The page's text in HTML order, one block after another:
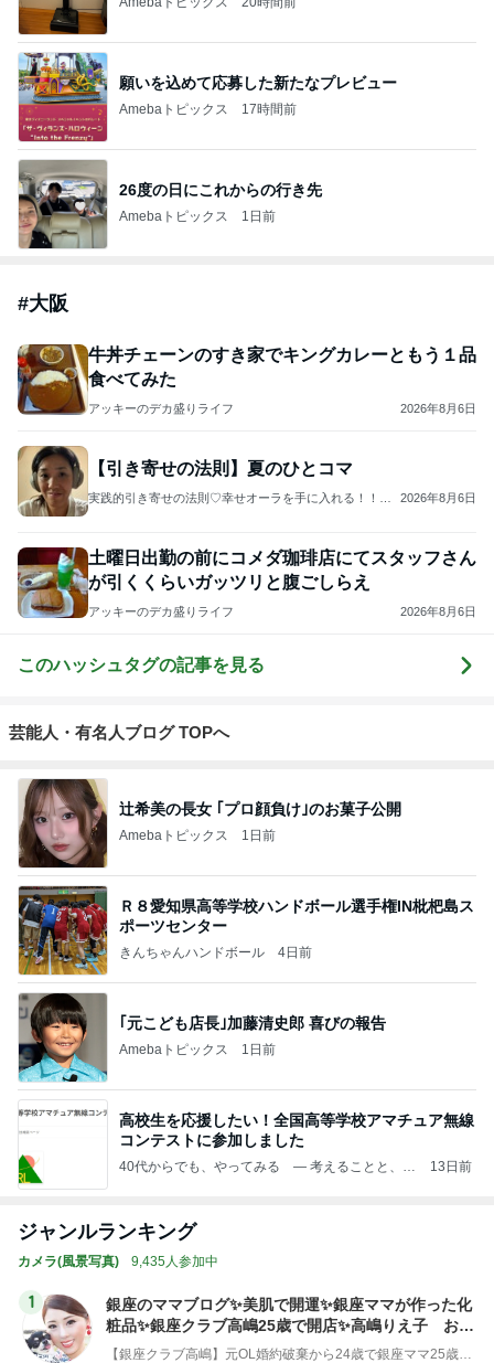
願いを込めて応募した新たなプレビュー
Amebaトピックス 17時間前
26度の日にこれからの行き先
Amebaトピックス 1日前
#大阪
牛丼チェーンのすき家でキングカレーともう１品
食べてみた
アッキーのデカ盛りライフ 2026年8月6日
【引き寄せの法則】夏のひとコマ
実践的引き寄せの法則♡幸せオーラを手に入れる！！ス
2026年8月6日
土曜日出勤の前にコメダ珈琲店にてスタッフさん
が引くくらいガッツリと腹ごしらえ
アッキーのデカ盛りライフ 2026年8月6日
このハッシュタグの記事を見る
芸能人・有名人ブログ TOPへ
辻希美の長女 ｢プロ顔負け｣のお菓子公開
Amebaトピックス 1日前
Ｒ８愛知県高等学校ハンドボール選手権IN枇杷島ス
ポーツセンター
きんちゃんハンドボール 4日前
｢元こども店長｣加藤清史郎 喜びの報告
Amebaトピックス 1日前
高校生を応援したい！全国高等学校アマチュア無線
コンテストに参加しました
40代からでも、やってみる — 考えることと、や
13日前
ジャンルランキング
カメラ(風景写真) 9,435人参加中
1
銀座のママブログ✨美肌で開運✨銀座ママが作った化
粧品✨銀座クラブ高嶋25歳で開店✨高嶋りえ子 お着
物でエルメス バーキン コーデ